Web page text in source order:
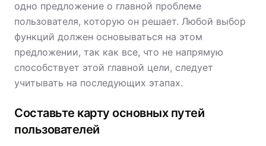
одно предложение о главной проблеме
пользователя, которую он решает. Любой выбор
функций должен основываться на этом
предложении, так как все, что не напрямую
способствует этой главной цели, следует
учитывать на последующих этапах.
Составьте карту основных путей
пользователей